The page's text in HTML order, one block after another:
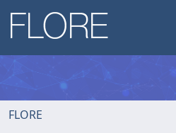
FLORE